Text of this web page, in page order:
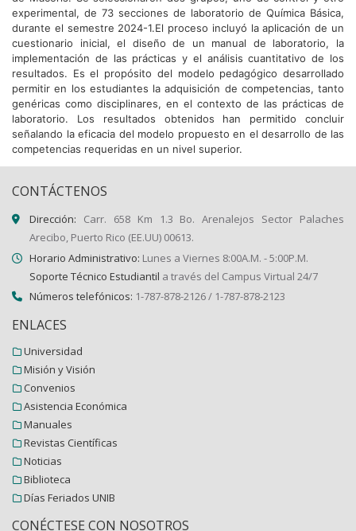
experimental, de 73 secciones de laboratorio de Química Básica,
durante el semestre 2024-1.El proceso incluyó la aplicación de un
cuestionario inicial, el diseño de un manual de laboratorio, la
implementación de las prácticas y el análisis cuantitativo de los
resultados. Es el propósito del modelo pedagógico desarrollado
permitir en los estudiantes la adquisición de competencias, tanto
genéricas como disciplinares, en el contexto de las prácticas de
laboratorio. Los resultados obtenidos han permitido concluir
señalando la eficacia del modelo propuesto en el desarrollo de las
competencias requeridas en un nivel superior.
CONTÁCTENOS
Dirección: Carr. 658 Km 1.3 Bo. Arenalejos Sector Palaches
Arecibo, Puerto Rico (EE.UU) 00613.
Horario Administrativo: Lunes a Viernes 8:00A.M. - 5:00P.M.
Soporte Técnico Estudiantil a través del Campus Virtual 24/7
Números telefónicos: 1-787-878-2126 / 1-787-878-2123
ENLACES
Universidad
Misión y Visión
Convenios
Asistencia Económica
Manuales
Revistas Científicas
Noticias
Biblioteca
Días Feriados UNIB
CONÉCTESE CON NOSOTROS